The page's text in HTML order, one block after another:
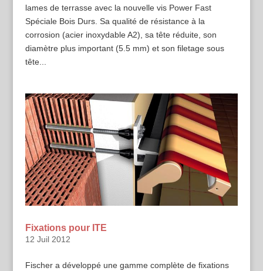
lames de terrasse avec la nouvelle vis Power Fast
Spéciale Bois Durs. Sa qualité de résistance à la
corrosion (acier inoxydable A2), sa tête réduite, son
diamètre plus important (5.5 mm) et son filetage sous
tête...
Fixations pour ITE
12 Juil 2012
Fischer a développé une gamme complète de fixations